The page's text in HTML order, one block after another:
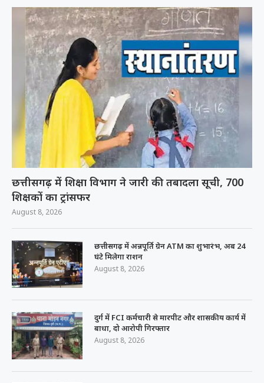
छत्तीसगढ़ में शिक्षा विभाग ने जारी की तबादला सूची, 700
शिक्षकों का ट्रांसफर
August 8, 2026
छत्तीसगढ़ में अन्नपूर्ति ग्रेन ATM का शुभारंभ, अब 24
घंटे मिलेगा राशन
August 8, 2026
दुर्ग में FCI कर्मचारी से मारपीट और शासकीय कार्य में
बाधा, दो आरोपी गिरफ्तार
August 8, 2026